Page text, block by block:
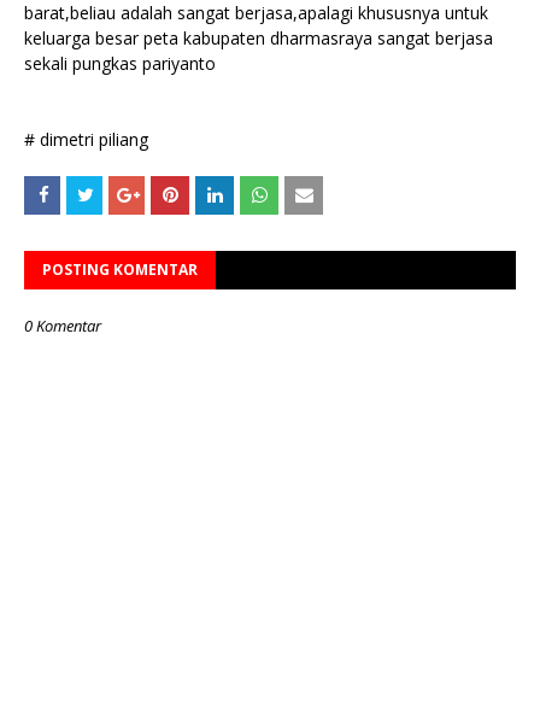
barat,beliau adalah sangat berjasa,apalagi khususnya untuk
keluarga besar peta kabupaten dharmasraya sangat berjasa
sekali pungkas pariyanto
# dimetri piliang
POSTING KOMENTAR
0 Komentar